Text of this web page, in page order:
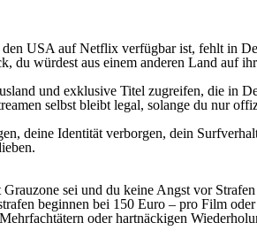
USA auf Netflix verfügbar ist, fehlt in
du würdest aus einem anderen Land auf
und exklusive Titel zugreifen, die in
selbst bleibt legal, solange du nur
deine Identität verborgen, dein
sei und du keine Angst vor
beginnen bei 150 Euro – pro Film
oder hartnäckigen